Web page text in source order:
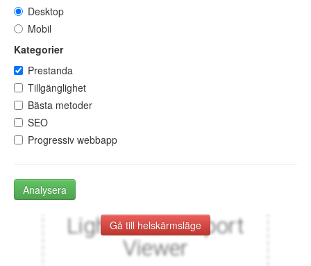
Desktop
Mobil
Kategorier
Prestanda
Tillgänglighet
Bästa metoder
SEO
Progressiv webbapp
Analysera
Gå till helskärmsläge